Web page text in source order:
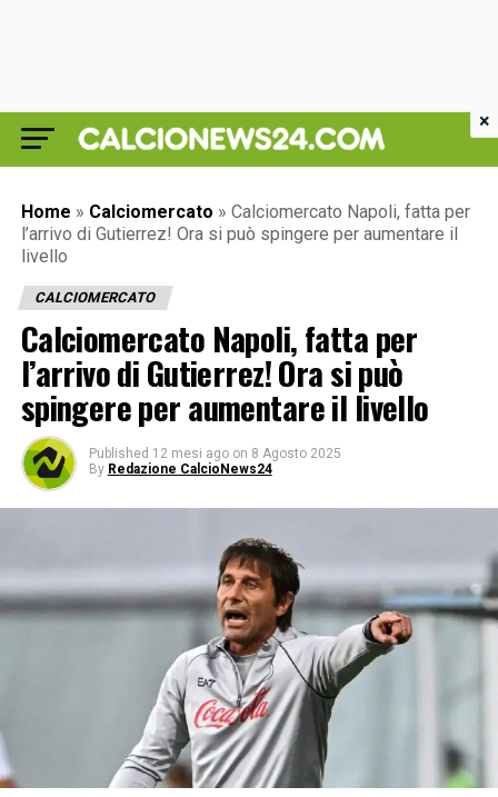
Home » Calciomercato » Calciomercato Napoli, fatta per
l’arrivo di Gutierrez! Ora si può spingere per aumentare il
livello
CALCIOMERCATO
Calciomercato Napoli, fatta per
l’arrivo di Gutierrez! Ora si può
spingere per aumentare il livello
Published 12 mesi ago on 8 Agosto 2025
By Redazione CalcioNews24
×